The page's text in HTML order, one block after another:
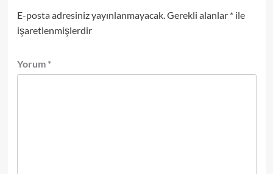
E-posta adresiniz yayınlanmayacak.Gerekli alanlar *ile
işaretlenmişlerdir
Yorum *